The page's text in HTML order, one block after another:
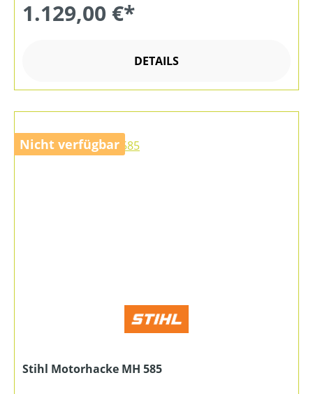
1.129,00 €*
DETAILS
Nicht verfügbar
Stihl Motorhacke MH 585